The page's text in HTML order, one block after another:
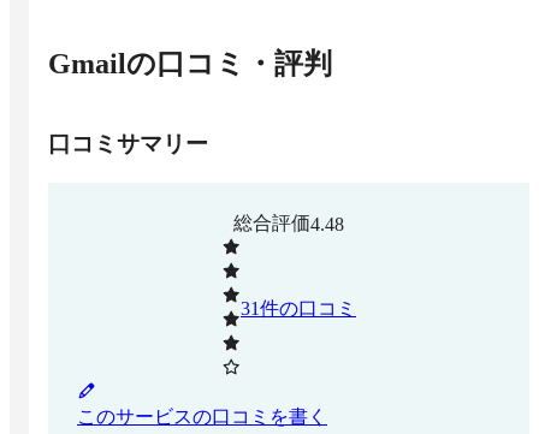
Gmailの口コミ・評判
口コミサマリー
総合評価4.48
31件の口コミ
このサービスの口コミを書く